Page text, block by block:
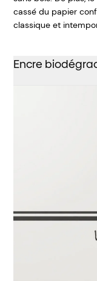
cassé du papier
classique et
Encre